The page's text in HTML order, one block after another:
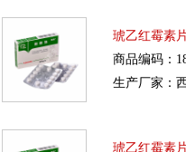
琥乙红霉素
商品编码：
生产厂家：
琥乙红霉素